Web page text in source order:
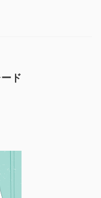
ド